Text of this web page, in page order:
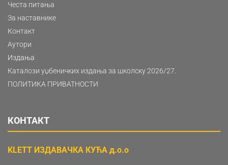
Честа питања
За наставнике
Контакт
Аутори
Издања
Каталози уџбеничких издања за школску 2026/27.
ПОЛИТИКА ПРИВАТНОСТИ
КОНТАКТ
KLETT ИЗДАВАЧКА КУЋА д.о.о